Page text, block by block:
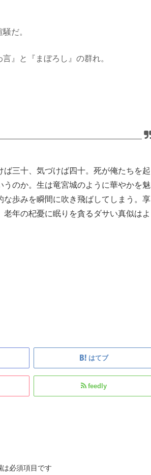
だ。
』と『まぼろし』の群れ。
三十、気づけば四十。死が俺たちを起
のか。生は竜宮城のように華やかを魅
歩みを瞬間に吹き飛ばしてしまう。享
年の杞憂に眠りを貪るダサい真似はよ
はてブ
feedly
必須項目です